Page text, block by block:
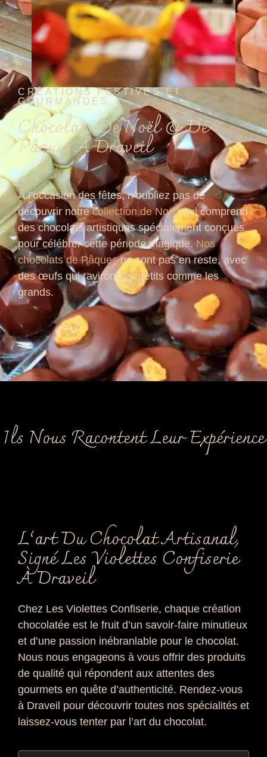
CRÉATIONS FESTIVES ET
GOURMANDES
Chocolats De Noël & De
Pâques À Draveil
À l’occasion des fêtes, n’oubliez pas de
découvrir notrecollection de Noël, qui comprend
des chocolats artistiques spécialement conçues
pour célébrer cette période magique.Nos
chocolats de Pâquesne sont pas en reste, avec
des œufs qui raviront les petits comme les
grands.
Ils Nous Racontent Leur Expérience
L’art Du Chocolat Artisanal,
Signé Les Violettes Confiserie
À Draveil
Chez Les Violettes Confiserie, chaque création
chocolatée est le fruit d’un savoir-faire minutieux
et d’une passion inébranlable pour le chocolat.
Nous nous engageons à vous offrir des produits
de qualité qui répondent aux attentes des
gourmets en quête d’authenticité. Rendez-vous
à Draveil pour découvrir toutes nos spécialités et
laissez-vous tenter par l’art du chocolat.